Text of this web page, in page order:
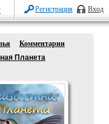
Регистрация Вход
Комментарии
Планета